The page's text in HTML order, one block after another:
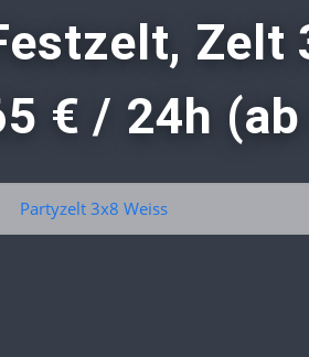
Zelt
€ / 24h
Partyzelt 3x8 Weiss